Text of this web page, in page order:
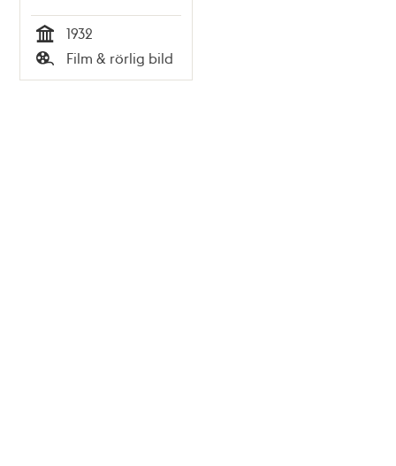
Tid
1932
Typ
Film & rörlig bild